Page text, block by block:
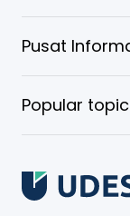
Pusat
Popular